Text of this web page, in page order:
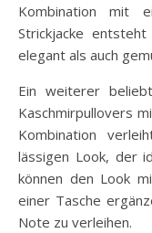
Kombination mit
Strickjacke
elegant als auch
Ein weiterer
Kaschmirpullovers
Kombination
lässigen Look, der
können den Look
einer Tasche
Note zu verleihen.